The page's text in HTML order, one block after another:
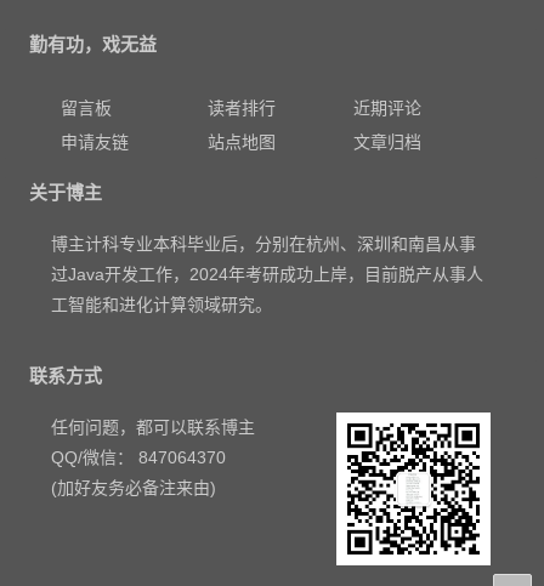
勤有功，戏无益
留言板 读者排行
近期评论
申请友链
站点地图 文章归档
关于博主
博主计科专业本科毕业后，分别在杭州、深圳和南昌从事
过Java开发工作，2024年考研成功上岸，目前脱产从事人
工智能和进化计算领域研究。
联系方式
任何问题，都可以联系博主
QQ/微信： 847064370
(加好友务必备注来由)